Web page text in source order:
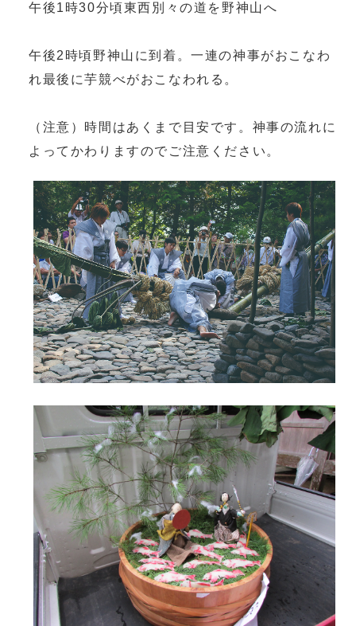
午後1時30分頃東西別々の道を野神山へ
午後2時頃野神山に到着。一連の神事がおこなわ
れ最後に芋競べがおこなわれる。
（注意）時間はあくまで目安です。神事の流れに
よってかわりますのでご注意ください。